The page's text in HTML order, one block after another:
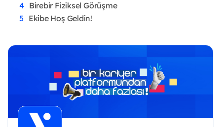
Birebir Fiziksel Görüşme
Ekibe Hoş Geldin!